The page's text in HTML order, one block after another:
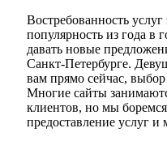
Востребованность услуг
популярность из года в
давать новые
Санкт-Петербурге.
вам прямо сейчас,
Многие сайты
клиентов, но мы боремся
предоставление услуг и